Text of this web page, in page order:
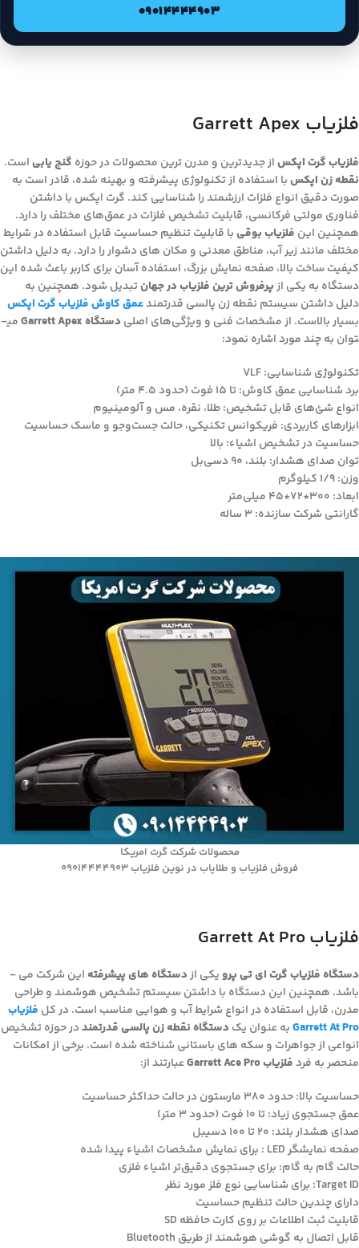
09014444903
فلزیاب Garrett Apex
فلزیاب گرت اپکساز جدیدترین و مدرن­ ترین محصولات در حوزه گنج­ یابیاست.
نقطه زن اپکسبا استفاده از تکنولوژی پیشرفته و بهینه شده، قادر است به
صورت دقیق انواع فلزات ارزشمند را شناسایی کند. گرت اپکس با داشتن
فناوری مولتی فرکانسی، قابلیت تشخیص فلزات در عمق‌های مختلف را دارد.
همچنین این فلزیاب بوقیبا قابلیت تنظیم حساسیت قابل استفاده در شرایط
مختلف مانند زیر آب، مناطق معدنی و مکان­ های دشوار را دارد. به دلیل داشتن
کیفیت ساخت بالا، صفحه نمایش بزرگ، استفاده آسان برای کاربر باعث شده این
دستگاه به یکی ازپرفروش ترین فلزیاب در جهانتبدیل شود. همچنین به
دلیل داشتن سیستم نقطه زن پالسی قدرتمندعمق کاوش فلزیاب گرت اپکس
بسیار بالاست. از مشخصات فنی و ویژگی‌های اصلی دستگاه Garrett Apex
می­
توان به چند مورد اشاره نمود:
تکنولوژی شناسایی: VLF
برد شناسایی عمق کاوش: تا 15 فوت (حدود 4.5 متر)
انواع شئ‌های قابل تشخیص: طلا، نقره، مس و آلومینیوم
ابزارهای کاربردی: فریکوانس تکنیکی، حالت‌ جست‌وجو و ماسک حساسیت
حساسیت در تشخیص اشیاء: بالا
توان صدای هشدار: بلند، 90 دسی‌بل
وزن: 1/9 کیلوگرم
ابعاد: 300*72*45 میلی‌متر
گارانتی شرکت سازنده: 3 ساله
محصولات شرکت گرت امریکا
فروش فلزیاب و طلایاب در نوین فلزیاب 09014444903
فلزیاب Garrett At Pro
دستگاه فلزیاب گرت ای تی پرویکی ازدستگاه ­های پیشرفتهاین شرکت می ­
باشد. همچنین این دستگاه با داشتن سیستم تشخیص هوشمند و طراحی
مدرن، قابل استفاده در انواع شرایط آب­ و­ هوایی مناسب است. در کل فلزیاب
Garrett At Proبه عنوان یک دستگاه نقطه زن پالسی قدرتمنددر حوزه تشخیص
انواعی از جواهرات و سکه های باستانی شناخته شده است. برخی از امکانات
منحصر به‌ فردفلزیاب Garrett Ace Pro
عبارتند از:
حساسیت بالا: حدود 380 مارستون در حالت حداکثر حساسیت
عمق جستجوی زیاد: تا 10 فوت (حدود 3 متر)
صدای هشدار بلند: 20 تا 100 دسیبل
صفحه نمایشگر LED : برای نمایش مشخصات اشیاء پیدا شده
حالت گام به گام: برای جستجوی دقیق‌تر اشیاء فلزی
Target ID: برای شناسایی نوع فلز مورد نظر
دارای چندین حالت تنظیم حساسیت
قابلیت ثبت اطلاعات بر روی کارت حافظه SD
قابل اتصال به گوشی هوشمند از طریق Bluetooth